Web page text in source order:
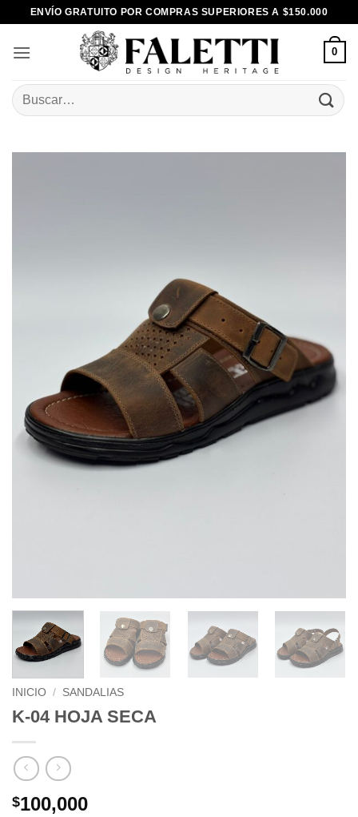
content
ENVÍO GRATUITO POR COMPRAS SUPERIORES A $150.000
0
Buscar
por:
INICIO / SANDALIAS
K-04 HOJA SECA
$100,000